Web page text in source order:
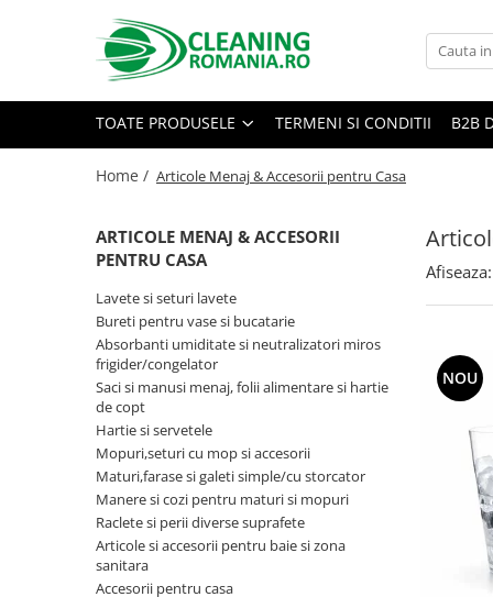
Toate Produsele
Curatenie & Intretinere Casa
Detergenti si solutii concentrate
pentru pardoseli
Detergenti si solutii universale
Detergenti si solutii pentru geam
Detergenti si solutii pentru
suprafete de lemn si mobila
Detergenti si solutii pentru baie
Solutii desfundat tevi
Curatenie Traditionala
Detergenti de vase si solutii
pentru bucatarie
Detergenti Rufe & Intretinere
Detergenti de rufe
TOATE PRODUSELE TERMENI SI CONDITII B2B
Home / Articole Menaj & Accesorii pentru Casa
ARTICOLE MENAJ & ACCESORII
PENTRU CASA
Lavete si seturi lavete
Bureti pentru vase si bucatarie
Absorbanti umiditate si neutralizatori miros
frigider/congelator
Saci si manusi menaj, folii alimentare si hartie
de copt
Hartie si servetele
Mopuri,seturi cu mop si accesorii
Maturi,farase si galeti simple/cu storcator
Manere si cozi pentru maturi si mopuri
Raclete si perii diverse suprafete
Articole si accesorii pentru baie si zona
sanitara
Accesorii pentru casa
Afiseaza:
NOU